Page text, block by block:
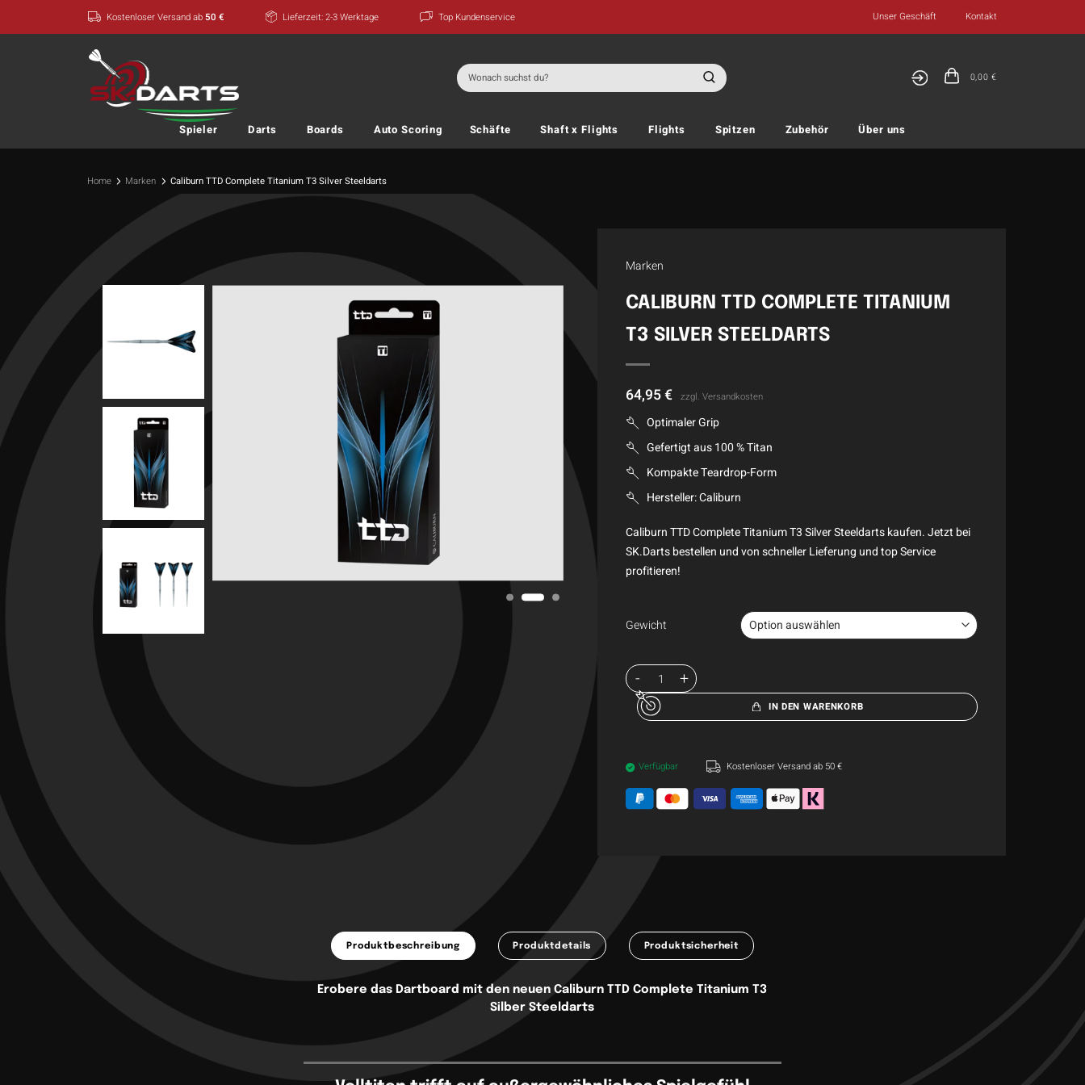
Kostenloser Versand ab50 € Lieferzeit: 2-3 Werktage Top Kundenservice Unser Geschäft Kontakt
Suchen
nach:
0,00 €
Spieler Darts Boards Auto Scoring Schäfte Shaft x Flights Flights Spitzen Zubehör Über uns
Home Marken Caliburn TTD Complete Titanium T3 Silver Steeldarts
Marken
CALIBURN TTD COMPLETE TITANIUM
T3 SILVER STEELDARTS
64,95€ zzgl. Versandkosten
Optimaler Grip
Gefertigt aus 100 % Titan
Kompakte Teardrop-Form
Hersteller: Caliburn
Caliburn TTD Complete Titanium T3 Silver Steeldarts kaufen. Jetzt bei
SK.Darts bestellen und von schneller Lieferung und top Service
profitieren!
Gewicht
IN DEN WARENKORB
Verfügbar Kostenloser Versand ab 50 €
Produktbeschreibung Produktdetails Produktsicherheit
Erobere das Dartboard mit den neuen Caliburn TTD Complete Titanium T3
Silber Steeldarts